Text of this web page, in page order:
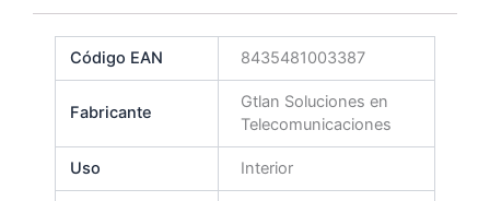
Código EAN 8435481003387
Fabricante
Gtlan Soluciones en
Telecomunicaciones
Uso Interior